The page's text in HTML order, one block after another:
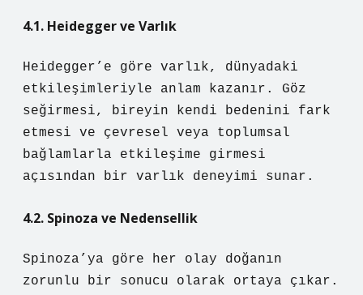
4.1. Heidegger ve Varlık
Heidegger’e göre varlık, dünyadaki
etkileşimleriyle anlam kazanır. Göz
seğirmesi, bireyin kendi bedenini fark
etmesi ve çevresel veya toplumsal
bağlamlarla etkileşime girmesi
açısından bir varlık deneyimi sunar.
4.2. Spinoza ve Nedensellik
Spinoza’ya göre her olay doğanın
zorunlu bir sonucu olarak ortaya çıkar.